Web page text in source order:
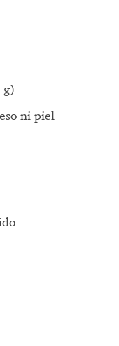
g)
ni piel